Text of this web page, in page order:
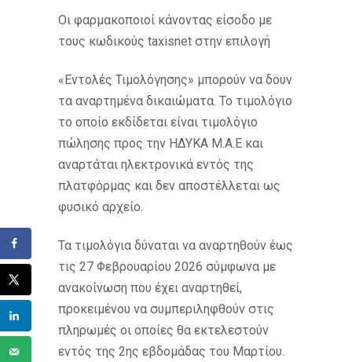
Οι φαρμακοποιοί κάνοντας είσοδο με
τους κωδικούς taxisnet στην επιλογή
«Εντολές Τιμολόγησης» μπορούν να δουν
τα αναρτημένα δικαιώματα. Το τιμολόγιο
το οποίο εκδίδεται είναι τιμολόγιο
πώλησης προς την ΗΔΥΚΑ Μ.Α.Ε και
αναρτάται ηλεκτρονικά εντός της
πλατφόρμας και δεν αποστέλλεται ως
φυσικό αρχείο.
Τα τιμολόγια δύναται να αναρτηθούν έως
τις 27 Φεβρουαρίου 2026 σύμφωνα με
ανακοίνωση που έχει αναρτηθεί,
προκειμένου να συμπεριληφθούν στις
πληρωμές οι οποίες θα εκτελεστούν
εντός της 2ης εβδομάδας του Μαρτίου.